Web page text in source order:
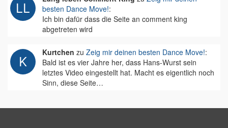
besten Dance Move!:
Ich bin dafür dass die Seite an comment king
abgetreten wird
Kurtchen zu Zeig mir deinen besten Dance Move!:
Bald ist es vier Jahre her, dass Hans-Wurst sein
letztes Video eingestellt hat. Macht es eigentlich noch
Sinn, diese Seite…